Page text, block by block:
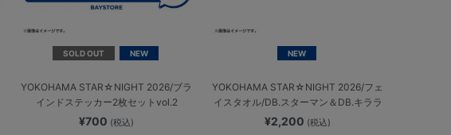
SOLD OUT NEW
YOKOHAMA STAR☆NIGHT 2026/ブラ
インドステッカー2枚セットvol.2
¥700 (税込)
NEW
YOKOHAMA STAR☆NIGHT 2026/フェ
イスタオル/DB.スターマン＆DB.キララ
¥2,200 (税込)